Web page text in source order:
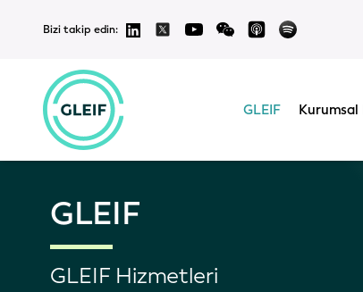
Bizi takip edin:
GLEIF Kurumsal
GLEIF
GLEIF Hizmetleri